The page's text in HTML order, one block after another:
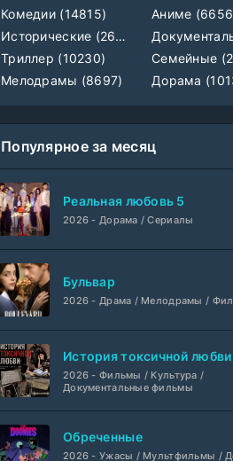
Комедии (14815)
Аниме
Исторические (2658)
Триллер (10230)
Семейные
Мелодрамы (8697)
Дорама
Популярное за месяц
Реальная любовь 5
2026 - Дорама / Сериалы
Бульвар
2026 - Драма / Мелодрамы /
История токсичной любви
2026 - Фильмы / Культура /
Документальные фильмы
Обреченные
2026 - Ужасы / Мультфильмы /